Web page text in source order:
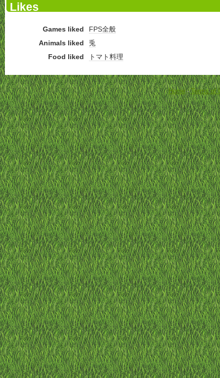
Likes
Games liked
FPS全般
Animals liked
兎
Food liked
トマト料理
Home-Terms of